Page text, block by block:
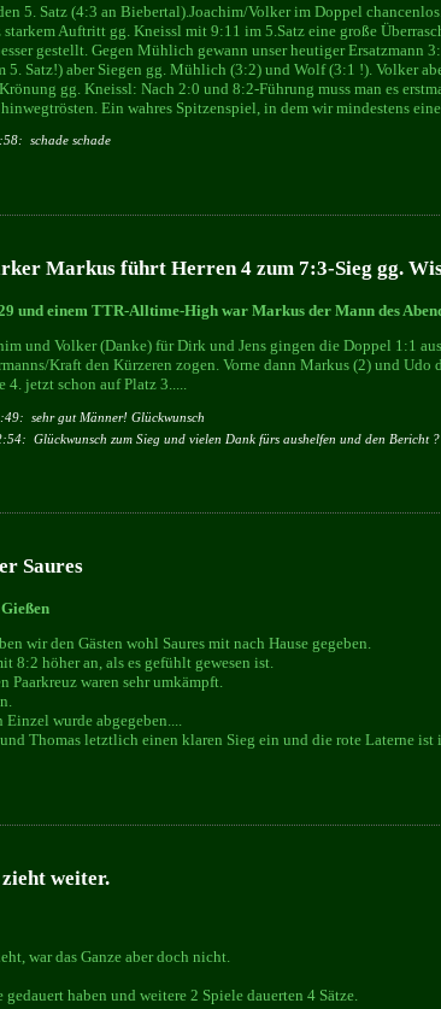
5. Satz (4:3 an Biebertal).Joachim/Volker im Doppel chancenlos.
starkem Auftritt gg. Kneissl mit 9:11 im 5.Satz eine große
gestellt. Gegen Mühlich gewann unser heutiger Ersatzmann
5. Satz!) aber Siegen gg. Mühlich (3:2) und Wolf (3:1 !). Volker
gg. Kneissl: Nach 2:0 und 8:2-Führung muss man es
Ein wahres Spitzenspiel, in dem wir mindestens
schade schade
Markus führt Herren 4 zum 7:3-Sieg gg.
und einem TTR-Alltime-High war Markus der Mann des
und Volker (Danke) für Dirk und Jens gingen die Doppel 1:1
Kraft den Kürzeren zogen. Vorne dann Markus (2) und
4. jetzt schon auf Platz 3.....
sehr gut Männer! Glückwunsch
Glückwunsch zum Sieg und vielen Dank fürs aushelfen und den Bericht ?
Saures
wir den Gästen wohl Saures mit nach Hause gegeben.
8:2 höher an, als es gefühlt gewesen ist.
Paarkreuz waren sehr umkämpft.
wurde abgegeben....
Thomas letztlich einen klaren Sieg ein und die rote Laterne
weiter.
war das Ganze aber doch nicht.
gedauert haben und weitere 2 Spiele dauerten 4 Sätze.